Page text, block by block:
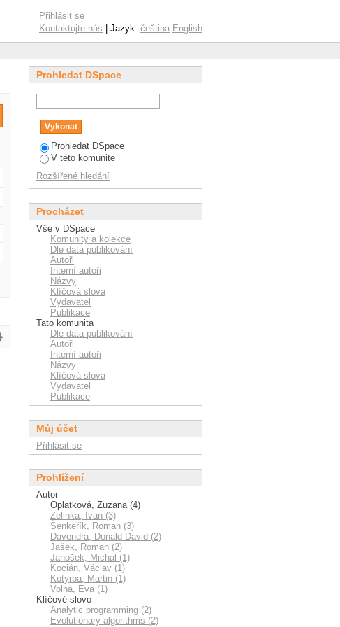
Přihlásit se
Kontaktujte nás | Jazyk: čeština English
Prohledat DSpace
Prohledat DSpace
V této komunite
Rozšířené hledání
Procházet
Vše v DSpace
Komunity a kolekce
Dle data publikování
Autoři
Interní autoři
Názvy
Klíčová slova
Vydavatel
Publikace
Tato komunita
Dle data publikování
Autoři
Interní autoři
Názvy
Klíčová slova
Vydavatel
Publikace
Můj účet
Přihlásit se
Prohlížení
Autor
Oplatková, Zuzana (4)
Zelinka, Ivan (3)
Šenkeřík, Roman (3)
Davendra, Donald David (2)
Jašek, Roman (2)
Janošek, Michal (1)
Kocián, Václav (1)
Kotyrba, Martin (1)
Volná, Eva (1)
Klíčové slovo
Analytic programming (2)
Evolutionary algorithms (2)